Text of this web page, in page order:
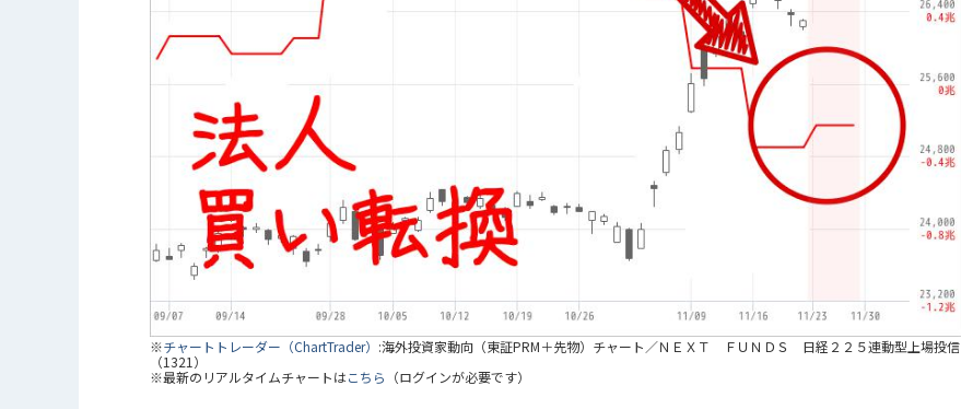
※チャートトレーダー（ChartTrader） :海外投資家動向（東証PRM＋先物）チャート／ＮＥＸＴ ＦＵＮＤＳ 日経２２５連動型上場投信
（1321）
※最新のリアルタイムチャートはこちら （ログインが必要です）